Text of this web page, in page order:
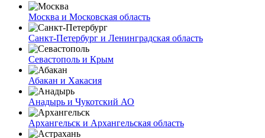
Москва и Московская область
Санкт-Петербург и Ленинградская область
Севастополь и Крым
Абакан и Хакасия
Анадырь и Чукотский АО
Архангельск и Архангельская область